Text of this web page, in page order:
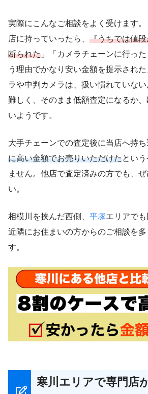
実際にこんなご相談をよく受けます
店に持っていったら、 『うちでは値
断られた 」「カメラチェーンに行っ
う理由でかなり安い金額を提示され
ラや中判カメラは、扱い慣れていな
難しく、そのまま低額査定になるか
いようです。
大手チェーンでの査定後に当店へ持ち
に高い金額でお売りいただけたとい
ません。他店で査定済みの方でも、
い。
相模川を挟んだ西側、 平塚エリアでも
近隣にお住まいの方からのご相談を多
す。
寒川エリアで専門店